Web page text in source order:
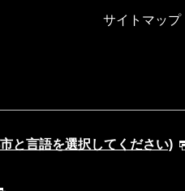
サイトマップ
と言語を選択してください)